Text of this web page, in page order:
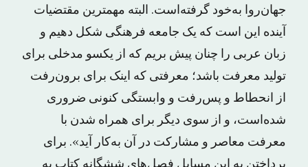
جهان‌روا به‌خود گرفته‌است. البته مهمترین مقتضیات
آینده این است که یک جامعه فرهنگی شکل دهیم و
زبان عربی را چنان پیش بریم که از یکسو مدخلی برای
تولید معرفت باشد؛ معرفتی که اینک برای برون‌رفت
از انحطاط و پس‌رفت و وابستگی کنونی ضروری
شده‌است، و از سوی دیگر برای همراه شدن با
معرفت معاصر و مشارکت در آن به‌کار آید». برای